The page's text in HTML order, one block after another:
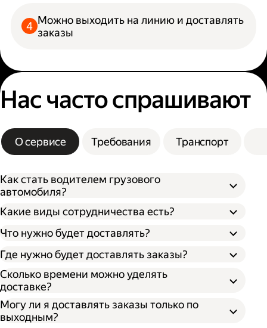
Можно выходить на линию и доставлять
заказы
Нас часто спрашивают
О сервисе Требования Транспорт
Как стать водителем грузового
автомобиля?
Какие виды сотрудничества есть?
Через парк;
Через парк как самозанятый;
Как самозанятый;
Как индивидуальный предприниматель;
Что нужно будет доставлять?
Где нужно будет доставлять заказы?
Сколько времени можно уделять
доставке?
Могу ли я доставлять заказы только по
выходным?